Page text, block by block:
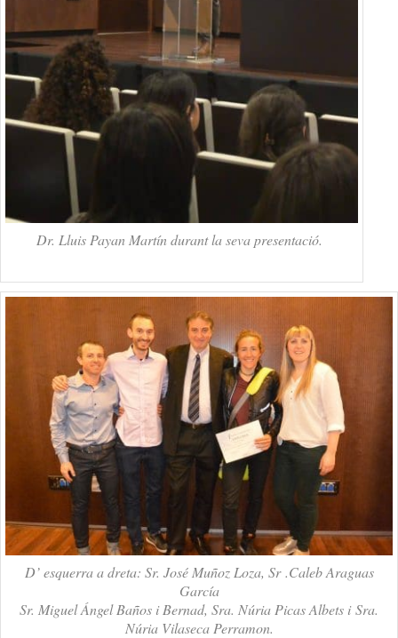
Dr. Lluis Payan Martín durant la seva presentació.
D’ esquerra a dreta: Sr. José Muñoz Loza, Sr .Caleb Araguas
García
Sr. Miguel Ángel Baños i Bernad, Sra. Núria Picas Albets i Sra.
Núria Vilaseca Perramon.